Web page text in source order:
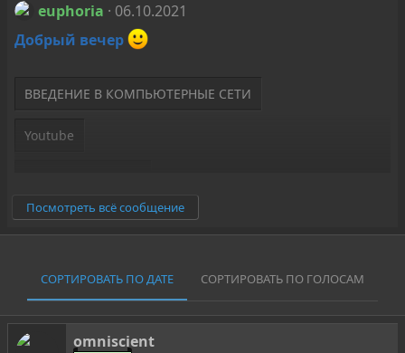
euphoria
06.10.2021
Добрый вечер
ВВЕДЕНИЕ В КОМПЬЮТЕРНЫЕ СЕТИ
Youtube
Компьютерные сети Молочков Владимир Петрович
Open
Посмотреть всё сообщение
СОРТИРОВАТЬ ПО ДАТЕ СОРТИРОВАТЬ ПО ГОЛОСАМ
omniscient